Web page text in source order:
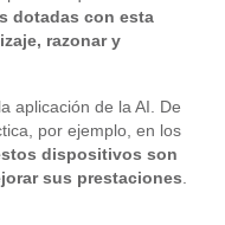
dotadas con esta
razonar y
aplicación de la AI. De
por ejemplo, en los
dispositivos son
sus prestaciones